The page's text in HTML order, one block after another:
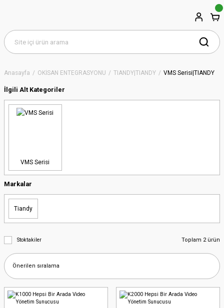
Anasayfa OKİSAN ENTEGRASYONU TIANDY|TIANDY VMS Serisi|TIANDY
İlgili Alt Kategoriler
VMS Serisi
Markalar
Tiandy
Stoktakiler Toplam 2 ürün